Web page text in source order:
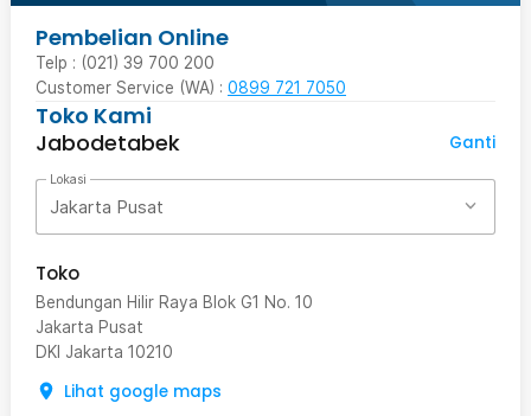
Pembelian Online
Telp : (021) 39 700 200
Customer Service (WA) : 0899 721 7050
Toko Kami
Jabodetabek
Ganti
Lokasi
Jakarta Pusat
Toko
Bendungan Hilir Raya Blok G1 No. 10
Jakarta Pusat
DKI Jakarta 10210
Lihat google maps